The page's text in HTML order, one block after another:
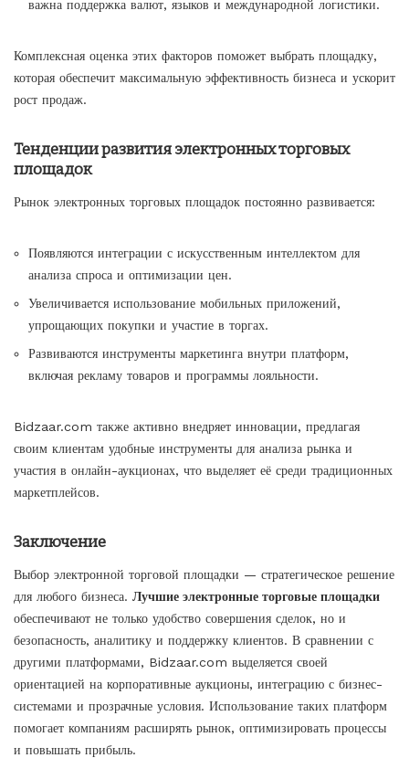
важна поддержка валют, языков и международной логистики.
Комплексная оценка этих факторов поможет выбрать площадку,
которая обеспечит максимальную эффективность бизнеса и ускорит
рост продаж.
Тенденции развития электронных торговых
площадок
Рынок электронных торговых площадок постоянно развивается:
Появляются интеграции с искусственным интеллектом для
анализа спроса и оптимизации цен.
Увеличивается использование мобильных приложений,
упрощающих покупки и участие в торгах.
Развиваются инструменты маркетинга внутри платформ,
включая рекламу товаров и программы лояльности.
Bidzaar.com также активно внедряет инновации, предлагая
своим клиентам удобные инструменты для анализа рынка и
участия в онлайн-аукционах, что выделяет её среди традиционных
маркетплейсов.
Заключение
Выбор электронной торговой площадки — стратегическое решение
для любого бизнеса. Лучшие электронные торговые площадки
обеспечивают не только удобство совершения сделок, но и
безопасность, аналитику и поддержку клиентов. В сравнении с
другими платформами, Bidzaar.com выделяется своей
ориентацией на корпоративные аукционы, интеграцию с бизнес-
системами и прозрачные условия. Использование таких платформ
помогает компаниям расширять рынок, оптимизировать процессы
и повышать прибыль.